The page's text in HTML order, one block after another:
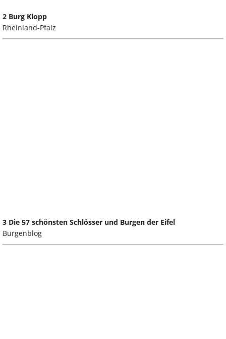
2 Burg Klopp
Rheinland-Pfalz
3 Die 57 schönsten Schlösser und Burgen der Eifel
Burgenblog